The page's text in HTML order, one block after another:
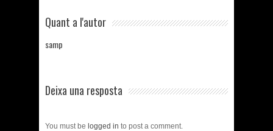
Quant a l'autor
samp
Deixa una resposta
You must be logged in to post a comment.